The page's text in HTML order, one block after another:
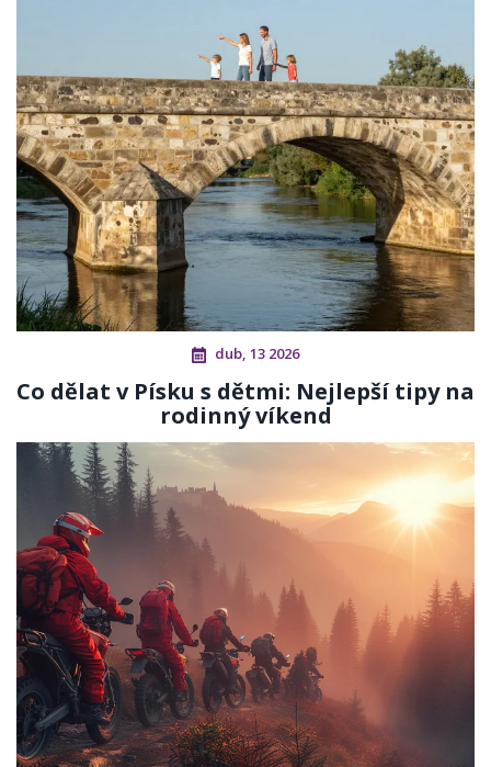
dub, 13 2026
Co dělat v Písku s dětmi: Nejlepší tipy na
rodinný víkend